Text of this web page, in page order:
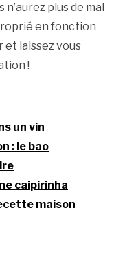
plus de mal
en fonction
et laissez vous
!
un vin
: le bao
caipirinha
maison